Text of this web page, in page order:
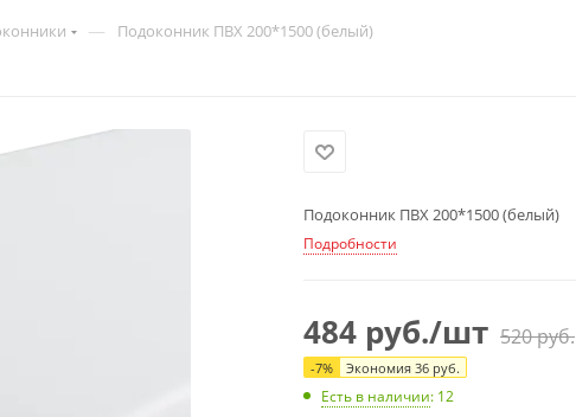
— Подоконник ПВХ 200*1500 (белый)
Подоконник ПВХ 200*1500 (белый)
Подробности
484 руб./шт 520руб.
-7% Экономия 36 руб.
Есть в наличии: 12